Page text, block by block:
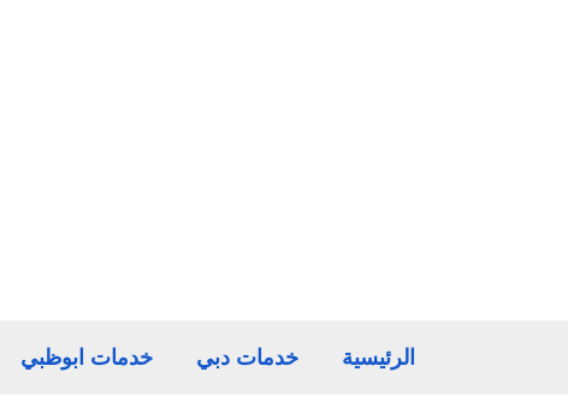
الرئيسية خدمات دبي خدمات ابوظبي